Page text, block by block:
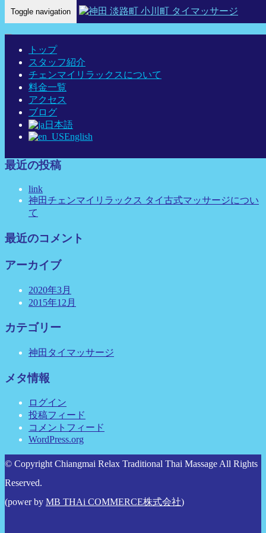
Toggle navigation
トップ
スタッフ紹介
チェンマイリラックスについて
料金一覧
アクセス
ブログ
日本語
English
Home- ティー…
ティーナ(Tina)神田 タイマッサージ タイ古式マッサージ チ
ェンマイリラックス
最近の投稿
link
神田チェンマイリラックス タイ古式マッサージについ
て
最近のコメント
アーカイブ
2020年3月
2015年12月
カテゴリー
神田タイマッサージ
メタ情報
ログイン
投稿フィード
コメントフィード
WordPress.org
© Copyright Chiangmai Relax Traditional Thai Massage All Rights
Reserved.
(power by MB THAi COMMERCE株式会社)